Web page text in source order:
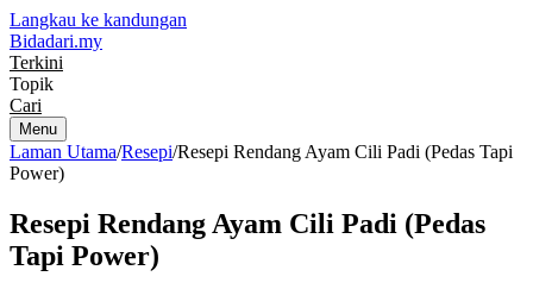
Langkau ke kandungan
Bidadari.my
Terkini
Topik
Cari
Menu
Laman Utama/Resepi/Resepi Rendang Ayam Cili Padi (Pedas Tapi
Power)
Resepi Rendang Ayam Cili Padi (Pedas
Tapi Power)